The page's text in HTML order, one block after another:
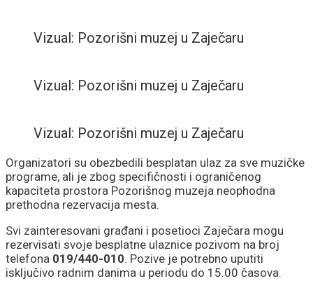
Vizual: Pozorišni muzej u Zaječaru
Vizual: Pozorišni muzej u Zaječaru
Vizual: Pozorišni muzej u Zaječaru
Organizatori su obezbedili besplatan ulaz za sve muzičke
programe, ali je zbog specifičnosti i ograničenog
kapaciteta prostora Pozorišnog muzeja neophodna
prethodna rezervacija mesta.
Svi zainteresovani građani i posetioci Zaječara mogu
rezervisati svoje besplatne ulaznice pozivom na broj
telefona 019/440-010. Pozive je potrebno uputiti
isključivo radnim danima u periodu do 15.00 časova.